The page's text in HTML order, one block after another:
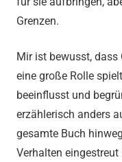
Grenzen.
Mir ist bewusst, dass
eine große Rolle
beeinflusst und
erzählerisch anders
gesamte Buch
Verhalten